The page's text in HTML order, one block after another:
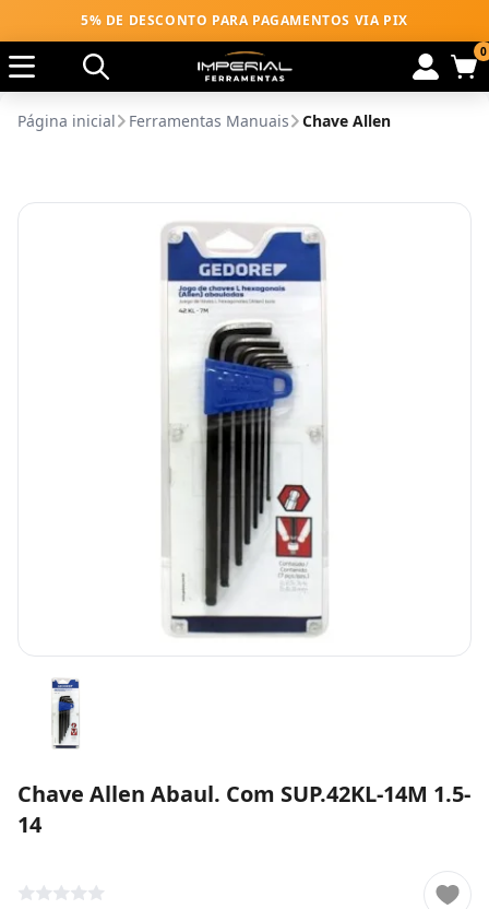
5% DE DESCONTO PARA PAGAMENTOS VIA PIX
0
Página inicial Ferramentas Manuais Chave Allen
Chave Allen Abaul. Com SUP.42KL-14M 1.5-
14